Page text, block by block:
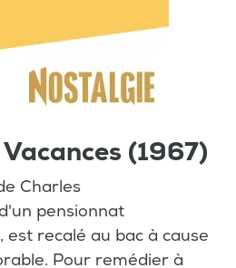
(1967)
Charles
pensionnat
est recalé au bac à cause
Pour remédier à